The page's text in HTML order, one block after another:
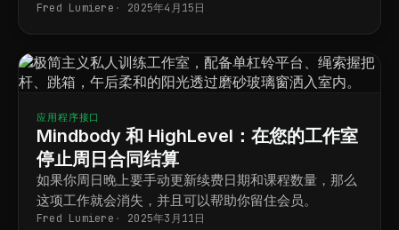
Fred Lumiere 2025年4月15日
应用程序接口
Mindbody 和 HighLevel：在您的工作室
停止周日合同结算
如果你周日晚上要手动更新续费日期和课程数量，那么
这项工作就会消失，并且可以帮助你留住会员。
Fred Lumiere 2025年3月11日